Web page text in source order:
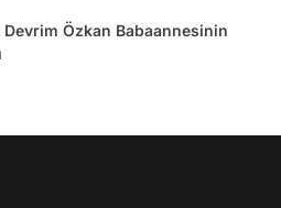
Devrim Özkan Babaannesinin